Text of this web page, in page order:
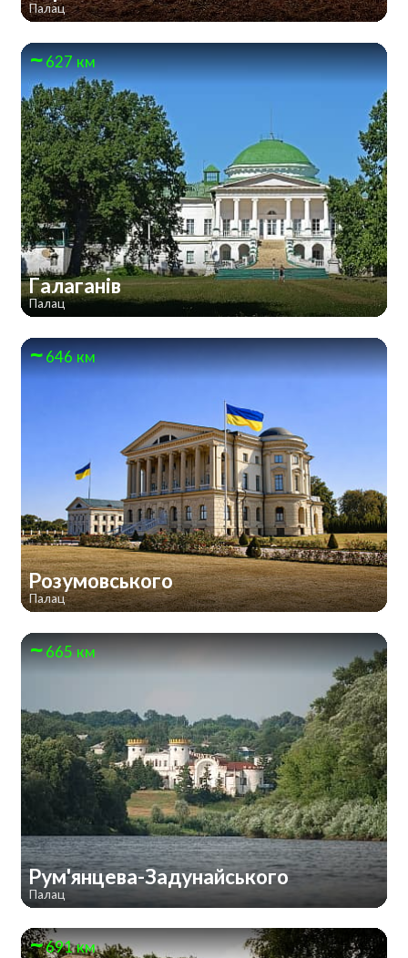
Палац
627 км
Галаганів
Палац
646 км
Розумовського
Палац
665 км
Рум'янцева-Задунайського
Палац
691 км